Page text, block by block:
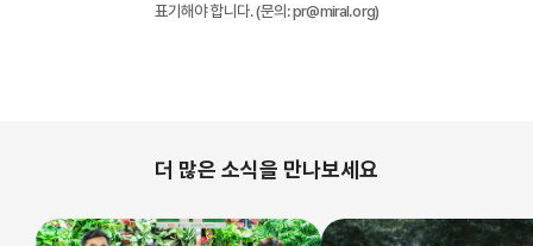
표기해야 합니다. (문의: pr@miral.org)
더 많은 소식을 만나보세요